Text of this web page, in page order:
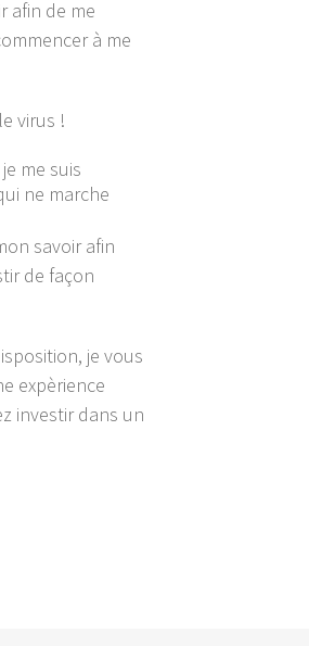
afin de me
à me
virus !
me suis
ne marche
savoir afin
de façon
je vous
expèrience
investir dans un